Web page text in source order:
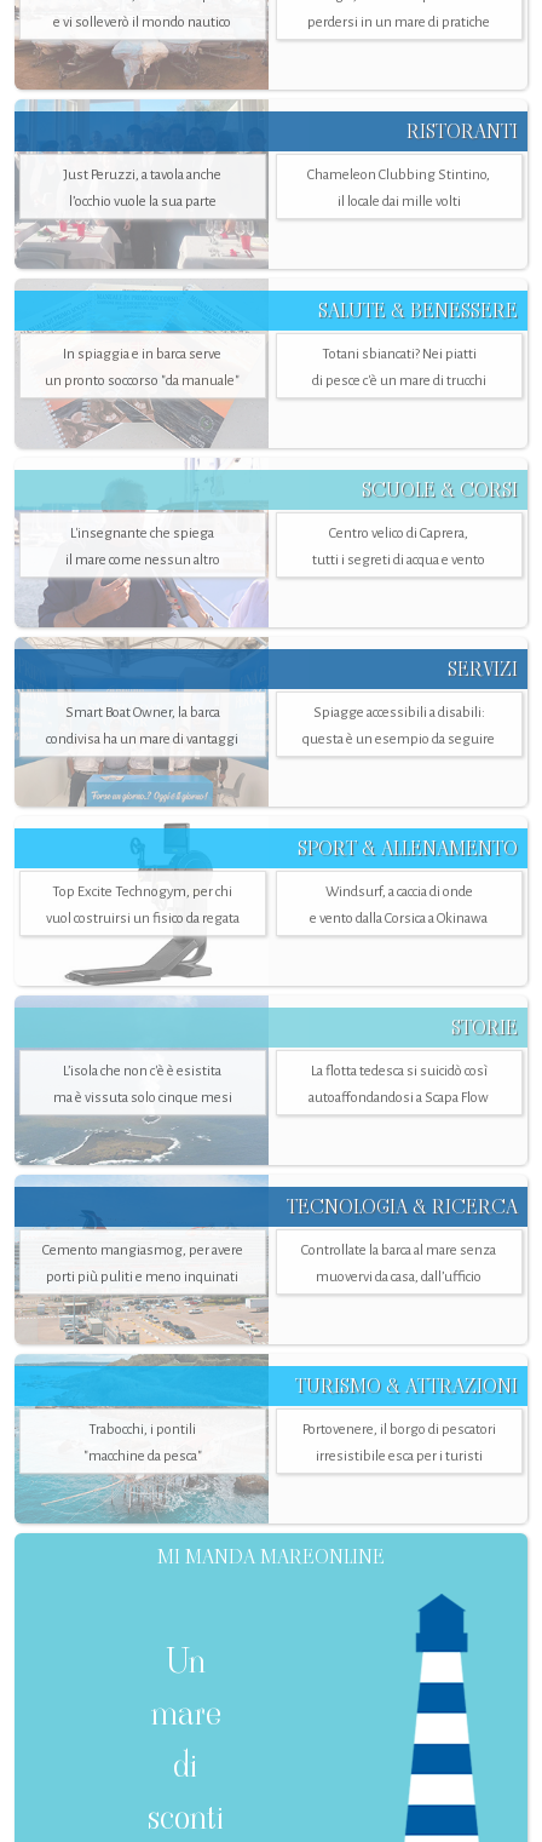
e vi solleverò il mondo nautico
perdersi in un mare di pratiche
RISTORANTI
Just Peruzzi, a tavola anche
l’occhio vuole la sua parte
Chameleon Clubbing Stintino,
il locale dai mille volti
SALUTE & BENESSERE
In spiaggia e in barca serve
un pronto soccorso "da manuale"
Totani sbiancati? Nei piatti
di pesce c'è un mare di trucchi
SCUOLE & CORSI
L'insegnante che spiega
il mare come nessun altro
Centro velico di Caprera,
tutti i segreti di acqua e vento
SERVIZI
Smart Boat Owner, la barca
condivisa ha un mare di vantaggi
Spiagge accessibili a disabili:
questa è un esempio da seguire
SPORT & ALLENAMENTO
Top Excite Technogym, per chi
vuol costruirsi un fisico da regata
Windsurf, a caccia di onde
e vento dalla Corsica a Okinawa
STORIE
L’isola che non c'è è esistita
ma è vissuta solo cinque mesi
La flotta tedesca si suicidò così
autoaffondandosi a Scapa Flow
TECNOLOGIA & RICERCA
Cemento mangiasmog, per avere
porti più puliti e meno inquinati
Controllate la barca al mare senza
muovervi da casa, dall’ufficio
TURISMO & ATTRAZIONI
Trabocchi, i pontili
"macchine da pesca"
Portovenere, il borgo di pescatori
irresistibile esca per i turisti
MI MANDA MAREONLINE
Un
mare
di
sconti